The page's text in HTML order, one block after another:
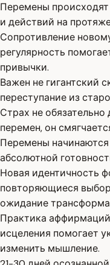
Перемены
и действий на
Сопротивление
регулярность
привычки.
Важен не гигантский
переступание из
Страх не
перемен, он
Перемены начинаются
абсолютной
Новая идентичность
повторяющиеся
ожидание
Практика
исцеления помогает
изменить мышление.